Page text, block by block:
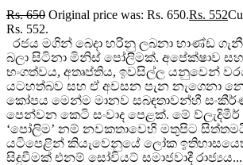
Rs.650 Original price was: Rs. 650.Rs. 552
Rs. 552.
රජය මගින් බෙදා හරිනු ලබනා භාණ්ඩ
බලා සිටිනා මිනිස් පෝලිමක්. අපේක්ෂාව
භංගත්වය, අතෘප්තිය, ඉවසිල්ල යනුවෙන්
යටහත්බව සහ ඒ අවසන පැන නැගෙනා
කෝපය මෙන්ම මානව සබඳතාවන්හී
පෙන්වන කෙටි සංවාද පෙළක්. මේ
‘පෝලිම’ නම් නවකතාවෙහි මතුපිට
යටිපෙළින් කියැවෙනුයේ ලෝක
සිදුවීමක් එනම් සෝවියට් සමාජවාදී රාජ්‍යය...